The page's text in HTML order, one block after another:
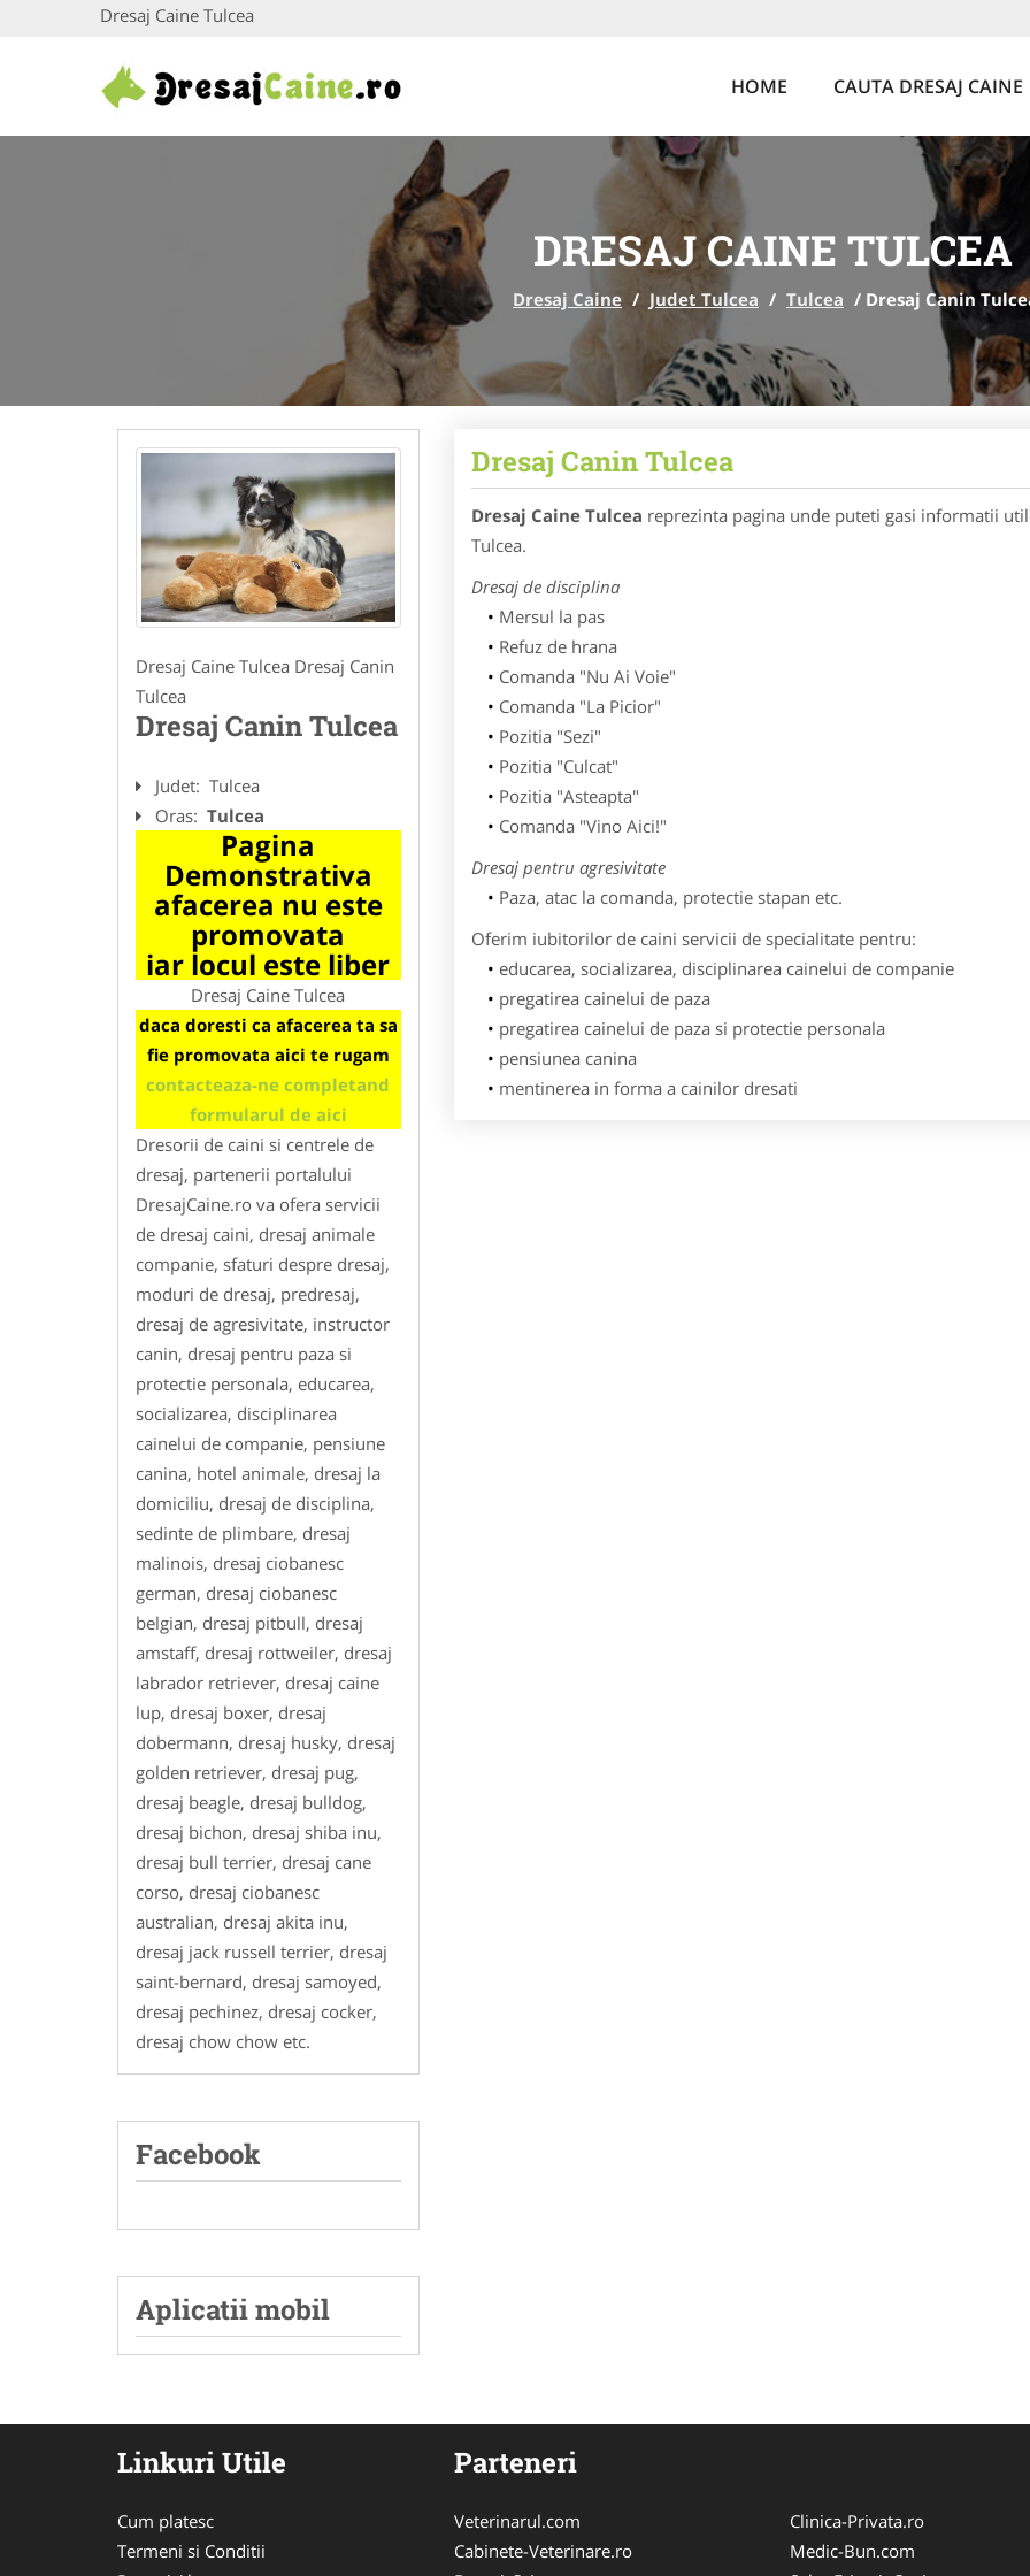
Dresaj Caine Tulcea
HOME CAUTA DRESAJ CAINE
DRESAJ CAINE TULCEA
Dresaj Caine / Judet Tulcea / Tulcea / Dresaj Canin
Dresaj Caine Tulcea Dresaj Canin
Tulcea
Dresaj Canin Tulcea
Judet: Tulcea
Oras: Tulcea
Pagina
Demonstrativa
afacerea nu este
promovata
iar locul este liber
Dresaj Caine Tulcea
daca doresti ca afacerea ta sa
fie promovata aici te rugam
contacteaza-ne completand
formularul de aici
Dresorii de caini si centrele de
dresaj, partenerii portalului
DresajCaine.ro va ofera servicii
de dresaj caini, dresaj animale
companie, sfaturi despre dresaj,
moduri de dresaj, predresaj,
dresaj de agresivitate, instructor
canin, dresaj pentru paza si
protectie personala, educarea,
socializarea, disciplinarea
cainelui de companie, pensiune
canina, hotel animale, dresaj la
domiciliu, dresaj de disciplina,
sedinte de plimbare, dresaj
malinois, dresaj ciobanesc
german, dresaj ciobanesc
belgian, dresaj pitbull, dresaj
amstaff, dresaj rottweiler, dresaj
labrador retriever, dresaj caine
lup, dresaj boxer, dresaj
dobermann, dresaj husky, dresaj
golden retriever, dresaj pug,
dresaj beagle, dresaj bulldog,
dresaj bichon, dresaj shiba inu,
dresaj bull terrier, dresaj cane
corso, dresaj ciobanesc
australian, dresaj akita inu,
dresaj jack russell terrier, dresaj
saint-bernard, dresaj samoyed,
dresaj pechinez, dresaj cocker,
dresaj chow chow etc.
Facebook
Aplicatii mobil
Dresaj Canin Tulcea
Dresaj Caine Tulcea reprezinta pagina unde puteti gasi informatii
Tulcea.
Dresaj de disciplina
Mersul la pas
Refuz de hrana
Comanda "Nu Ai Voie"
Comanda "La Picior"
Pozitia "Sezi"
Pozitia "Culcat"
Pozitia "Asteapta"
Comanda "Vino Aici!"
Dresaj pentru agresivitate
Paza, atac la comanda, protectie stapan etc.
Oferim iubitorilor de caini servicii de specialitate pentru:
educarea, socializarea, disciplinarea cainelui de companie
pregatirea cainelui de paza
pregatirea cainelui de paza si protectie personala
pensiunea canina
mentinerea in forma a cainilor dresati
Linkuri Utile
Cum platesc
Termeni si Conditii
Parteneri
Veterinarul.com
Cabinete-Veterinare.ro
Clinica-Privata.ro
Medic-Bun.com